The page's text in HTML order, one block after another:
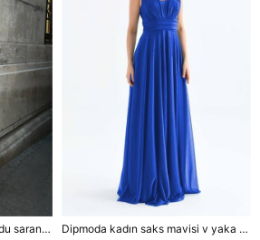
Kadın dekolte detaylı vücudu saran maxi elbise DPDF173
Dipmoda kadın saks mavisi v yaka simli tül abiye elbise DPS9223